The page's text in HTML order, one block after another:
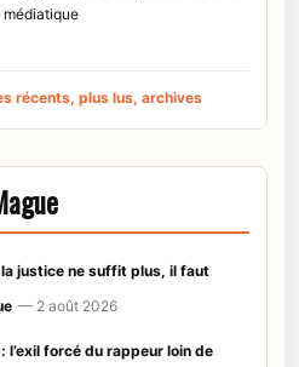
médiatique
récents, plus lus, archives
justice ne suffit plus, il faut
— 2 août 2026
l’exil forcé du rappeur loin de